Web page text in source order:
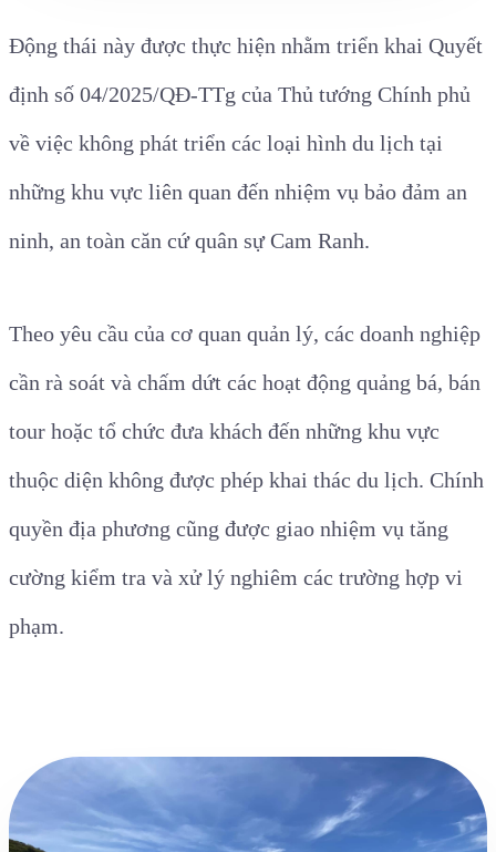
Động thái này được thực hiện nhằm triển khai Quyết
định số 04/2025/QĐ-TTg của Thủ tướng Chính phủ
về việc không phát triển các loại hình du lịch tại
những khu vực liên quan đến nhiệm vụ bảo đảm an
ninh, an toàn căn cứ quân sự Cam Ranh.
Theo yêu cầu của cơ quan quản lý, các doanh nghiệp
cần rà soát và chấm dứt các hoạt động quảng bá, bán
tour hoặc tổ chức đưa khách đến những khu vực
thuộc diện không được phép khai thác du lịch. Chính
quyền địa phương cũng được giao nhiệm vụ tăng
cường kiểm tra và xử lý nghiêm các trường hợp vi
phạm.